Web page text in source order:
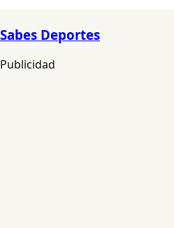
Sabes Deportes
Publicidad